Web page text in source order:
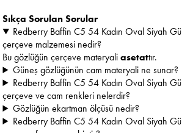
Sıkça Sorulan Sorular
Redberry Baffin C5 54 Kadın Oval Siyah
çerçeve malzemesi nedir?
Bu gözlüğün çerçeve materyaliasetattır.
Güneş gözlüğünün cam materyali ne sunar?
Redberry Baffin C5 54 Kadın Oval Siyah
çerçeve ve cam renkleri nelerdir?
Gözlüğün ekartman ölçüsü nedir?
Redberry Baffin C5 54 Kadın Oval Siyah